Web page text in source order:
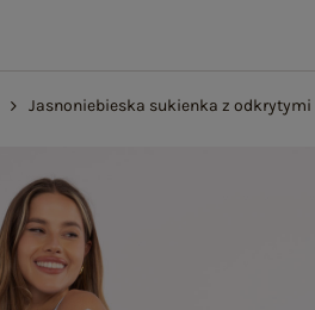
Jasnoniebieska sukienka z